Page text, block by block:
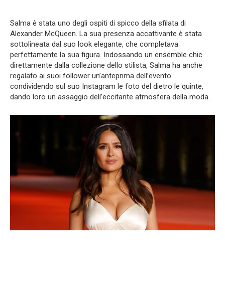
Salma è stata uno degli ospiti di spicco della sfilata di
Alexander McQueen. La sua presenza accattivante è stata
sottolineata dal suo look elegante, che completava
perfettamente la sua figura. Indossando un ensemble chic
direttamente dalla collezione dello stilista, Salma ha anche
regalato ai suoi follower un’anteprima dell’evento
condividendo sul suo Instagram le foto del dietro le quinte,
dando loro un assaggio dell’eccitante atmosfera della moda.